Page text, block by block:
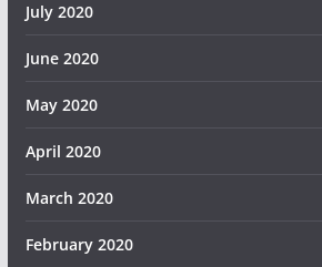
July 2020
June 2020
May 2020
April 2020
March 2020
February 2020